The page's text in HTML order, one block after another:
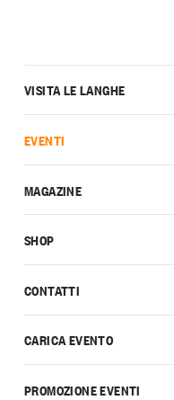
CONTATTI
CARICA EVENTO
PROMOZIONE EVENTI
VISITA LE LANGHE
EVENTI
MAGAZINE
SHOP